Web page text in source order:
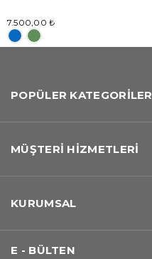
7.500,00 ₺
POPÜLER KATEGORİLER
MÜŞTERİ HİZMETLERİ
KURUMSAL
E - BÜLTEN